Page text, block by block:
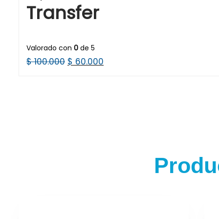
Transfer
Valorado con 0 de 5
$100.000 $ 60.000